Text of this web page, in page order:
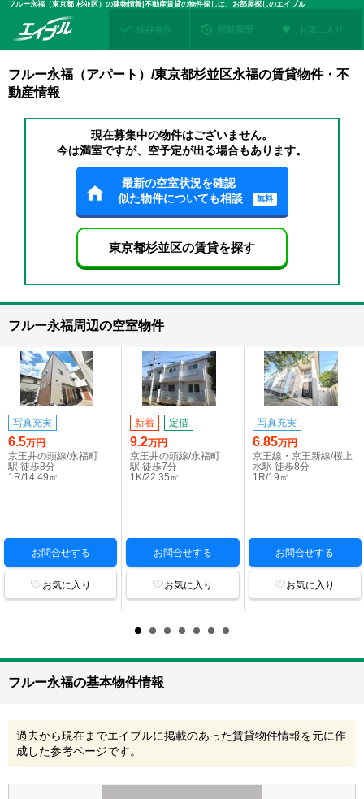
フルー永福（東京都 杉並区）の建物情報|不動産賃貸の物件探しは、お部屋探しのエイブル
保存条件 閲覧履歴 お気に入り
フルー永福（アパート）/東京都杉並区永福の賃貸物件・不
動産情報
現在募集中の物件はございません。
今は満室ですが、空予定が出る場合もあります。
最新の空室状況を確認
似た物件についても相談
無料
東京都杉並区の賃貸を探す
フルー永福周辺の空室物件
写真充実
6.5万円
京王井の頭線/永福町
駅 徒歩8分
1R/14.49㎡
お問合せする
お気に入り
新着 定借
9.2万円
京王井の頭線/永福町
駅 徒歩7分
1K/22.35㎡
お問合せする
お気に入り
写真充実
6.85万円
京王線・京王新線/桜上
水駅 徒歩8分
1R/19㎡
お問合せする
お気に入り
フルー永福の基本物件情報
過去から現在までエイブルに掲載のあった賃貸物件情報を元に作
成した参考ページです。